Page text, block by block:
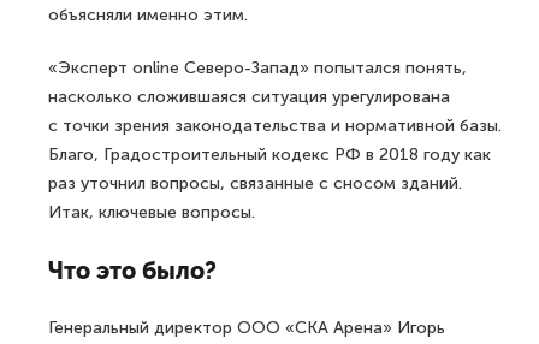
объясняли именно этим.
«Эксперт online Северо-Запад» попытался понять,
насколько сложившаяся ситуация урегулирована
с точки зрения законодательства и нормативной базы.
Благо, Градостроительный кодекс РФ в 2018 году как
раз уточнил вопросы, связанные с сносом зданий.
Итак, ключевые вопросы.
Что это было?
Генеральный директор ООО «СКА Арена» Игорь